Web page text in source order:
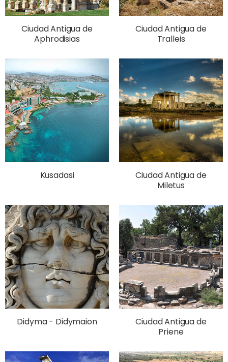
Ciudad Antigua de
Aphrodisias
Ciudad Antigua de
Tralleis
Kusadasi
Ciudad Antigua de
Miletus
Didyma - Didymaion
Ciudad Antigua de
Priene